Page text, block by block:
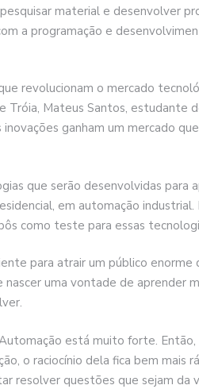
material e desenvolver
a programação e
revolucionam o mercado
Tróia, Mateus Santos, estudante
ganham um mercado
que serão desenvolvidas para
em automação industrial.
como teste para essas
para atrair um público enorme
nascer uma vontade de aprender
está muito forte. Então,
o raciocínio dela fica bem mais
resolver questões que sejam da